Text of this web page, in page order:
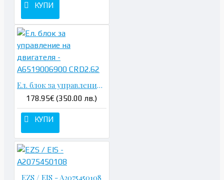
КУПИ
Ел. блок за управление на двигателя - A6519006900 CRD2.62
178.95€ (350.00 лв.)
КУПИ
EZS / EIS - A2075450108